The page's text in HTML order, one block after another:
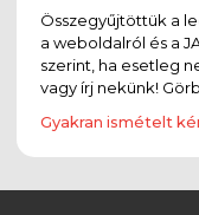
Összegyűjtöttük a
a weboldalról és a
szerint, ha esetleg
vagy írj nekünk!
Gyakran ismételt